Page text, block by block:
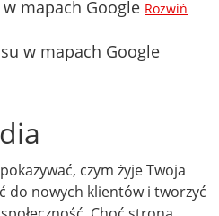
w mapach Google Rozwiń
w mapach Google
czym żyje Twoja
do nowych klientów i tworzyć